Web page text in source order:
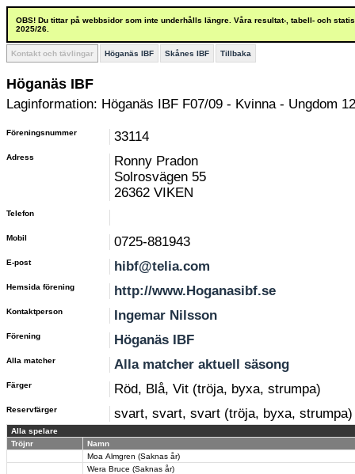
OBS! Du tittar på webbsidor som inte underhålls längre. Våra resultat-, tabell- och
2025/26.
Kontakt och tävlingar Höganäs IBF Skånes IBF Tillbaka
Höganäs IBF
Laginformation: Höganäs IBF F07/09 - Kvinna - Ungdom
Föreningsnummer 33114
Adress
Ronny Pradon
Solrosvägen 55
26362 VIKEN
Telefon
Mobil 0725-881943
E-post hibf@telia.com
Hemsida förening http://www.Hoganasibf.se
Kontaktperson Ingemar Nilsson
Förening Höganäs IBF
Alla matcher Alla matcher aktuell säsong
Färger Röd, Blå, Vit (tröja, byxa, strumpa)
Reservfärger svart, svart, svart (tröja, byxa, strumpa)
Alla spelare
Tröjnr
Namn
Moa Almgren (Saknas år)
Wera Bruce (Saknas år)